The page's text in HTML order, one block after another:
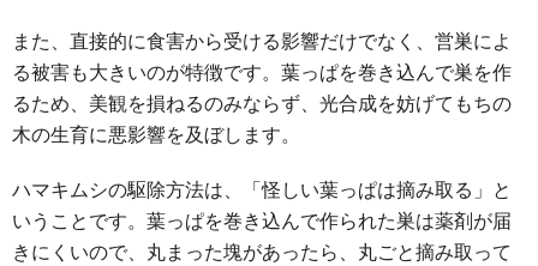
また、直接的に食害から受ける影響だけでなく、営巣によ
る被害も大きいのが特徴です。葉っぱを巻き込んで巣を作
るため、美観を損ねるのみならず、光合成を妨げてもちの
木の生育に悪影響を及ぼします。
ハマキムシの駆除方法は、「怪しい葉っぱは摘み取る」と
いうことです。葉っぱを巻き込んで作られた巣は薬剤が届
きにくいので、丸まった塊があったら、丸ごと摘み取って